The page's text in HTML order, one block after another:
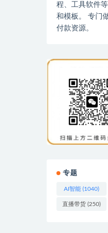
程、工具软件
和模板。 专门
付款资源。
专题
AI智能 (1040)
直播带货 (250)